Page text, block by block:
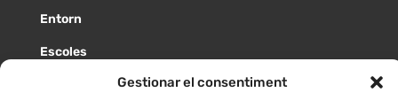
Gestionar el consentiment
Entorn
Escoles